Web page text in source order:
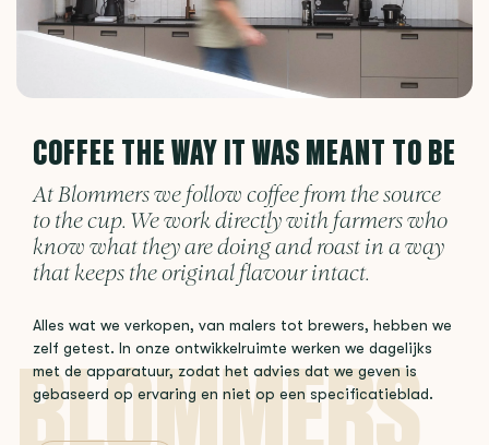
COFFEE THE WAY IT WAS MEANT TO BE
At Blommers we follow coffee from the source
to the cup. We work directly with farmers who
know what they are doing and roast in a way
that keeps the original flavour intact.
Alles wat we verkopen, van malers tot brewers, hebben we
zelf getest. In onze ontwikkelruimte werken we dagelijks
met de apparatuur, zodat het advies dat we geven is
gebaseerd op ervaring en niet op een specificatieblad.